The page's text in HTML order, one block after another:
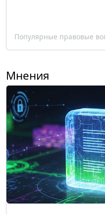
Популярные правовые
Мнения